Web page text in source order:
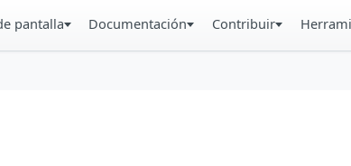
pantalla Documentación Contribuir